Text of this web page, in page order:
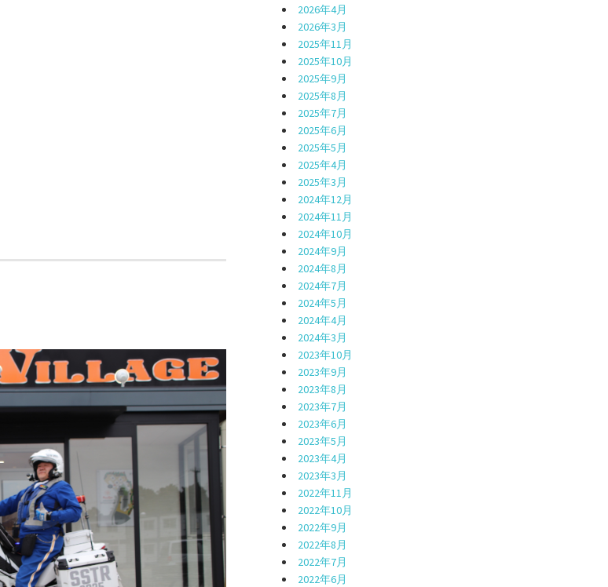
2026年4月
2026年3月
2025年11月
2025年10月
2025年9月
2025年8月
2025年7月
2025年6月
2025年5月
2025年4月
2025年3月
2024年12月
2024年11月
2024年10月
2024年9月
2024年8月
2024年7月
2024年5月
2024年4月
2024年3月
2023年10月
2023年9月
2023年8月
2023年7月
2023年6月
2023年5月
2023年4月
2023年3月
2022年11月
2022年10月
2022年9月
2022年8月
2022年7月
2022年6月